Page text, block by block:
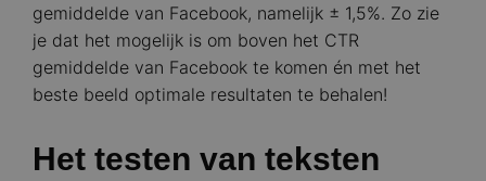
gemiddelde van Facebook, namelijk ± 1,5%. Zo zie
je dat het mogelijk is om boven het CTR
gemiddelde van Facebook te komen én met het
beste beeld optimale resultaten te behalen!
Het testen van teksten